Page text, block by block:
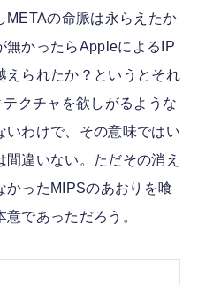
METAの命脈は永らえたか
無かったらAppleによるIP
えられたか？というとそれ
クチャを欲しがるような
いわけで、その意味ではい
違いない。ただその消え
かったMIPSのあおりを喰
であっただろう。